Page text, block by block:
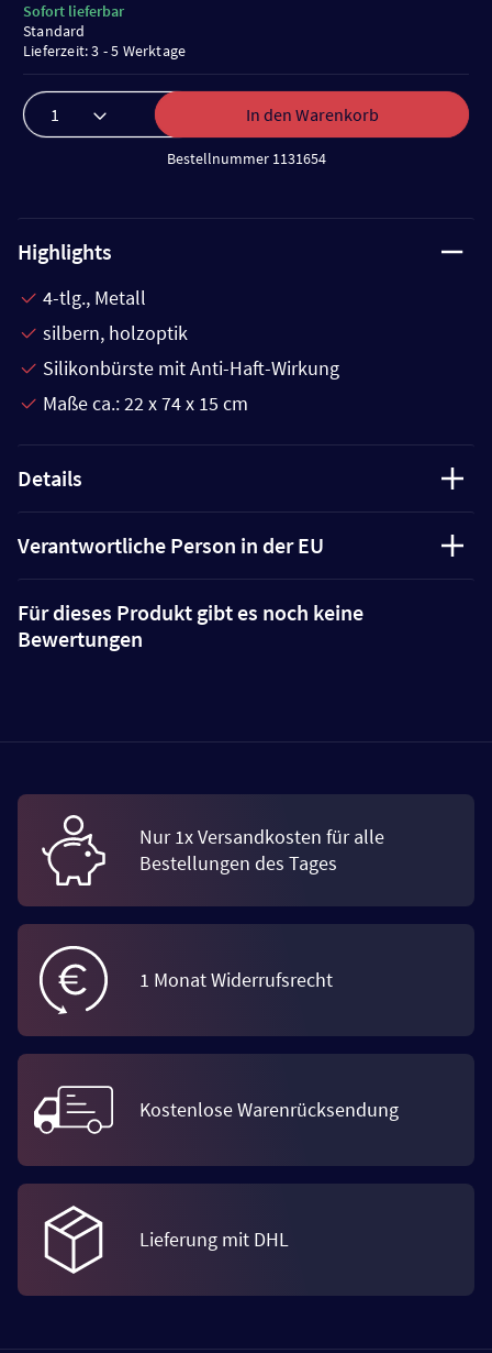
In den Warenkorb
Bestellnummer 1131654
Sofort lieferbar
Standard
Lieferzeit: 3 - 5 Werktage
Highlights
4-tlg., Metall
silbern, holzoptik
Silikonbürste mit Anti-Haft-Wirkung
Maße ca.: 22 x 74 x 15 cm
Details
Verantwortliche Person in der EU
Für dieses Produkt gibt es noch keine
Bewertungen
Nur 1x Versandkosten für alle
Bestellungen des Tages
1 Monat Widerrufsrecht
Kostenlose Warenrücksendung
Lieferung mit DHL